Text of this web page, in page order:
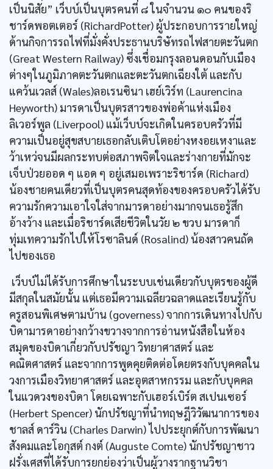
เป็นนิสัย” เว็บบ์เป็นบุตรคนที่ ๘ ในจำนวน ๑๐ คนของริ
ชาร์ดพอตเตอร์ (RichardPotter) ผู้ประกอบการรายใหญ่
ด้านกิจการรถไฟที่มั่งคั่งประธานบริษัทรถไฟสายตะวันตก
(Great Western Railway) ซึ่งเชื่อมกรุงลอนดอนกับเมือง
ต่างๆในภูมิภาคตะวันตกและตะวันตกเฉียงใต้ และกับ
แคว้นเวลส์ (Wales)ลอเรนซินา เฮย์เวิร์ท (Laurencina
Heyworth) มารดาเป็นบุตรสาวของพ่อค้าแห่งเมือง
ลิเวอร์พูล (Liverpool) แม้เว็บบ์จะเกิดในครอบครัวที่มี
ความเป็นอยู่สุขสบายเธอกลับเติบโตอย่างหงอยเหงาและ
ว้าเหว่จนมีผลกระทบต่อสภาพจิตใจและร่างกายที่มักจะ
เจ็บป่วยออด ๆ แอด ๆ อยู่เสมอเพราะริชาร์ด (Richard)
น้องชายคนเดียวที่เป็นบุตรคนสุดท้องของครอบครัวได้รับ
ความรักความเอาใจใส่จากมารดาอย่างมากจนเธอรู้สึก
อ้างว้าง และเมื่อริชาร์ดเสียชีวิตในวัย ๒ ขวบ มารดาก็
ทุ่มเทความรักไปให้โรซาลินด์ (Rosalind) น้องสาวคนถัด
ไปของเธอ
เว็บบ์ไม่ได้รับการศึกษาในระบบเช่นเดียวกับบุตรของผู้ดี
มีสกุลในสมัยนั้น แต่เธอมีความเฉลียวฉลาดและเรียนรู้กับ
ครูสอนพิเศษตามบ้าน (governess) จากการเดินทางไปกับ
บิดามารดาอย่างกว้างขวางจากการอ่านหนังสือในห้อง
สมุดของบิดาเกี่ยวกับปรัชญา วิทยาศาสตร์ และ
คณิตศาสตร์ และจากการพูดคุยติดต่อโดยตรงกับบุคคลใน
วงการเมืองวิทยาศาสตร์ และอุตสาหกรรม และกับบุคคล
ในแวดวงของบิดา โดยเฉพาะกับเฮอร์เบิร์ต สเปนเซอร์
(Herbert Spencer) นักปรัชญาที่นำทฤษฎีวิวัฒนาการของ
ชาลส์ ดาร์วิน (Charles Darwin) ไปประยุกต์กับการพัฒนา
สังคมและโอกุสต์ กงต์ (Auguste Comte) นักปรัชญาชาว
ฝรั่งเศสที่ได้รับการยกย่องว่าเป็นผู้วางรากฐานวิชา